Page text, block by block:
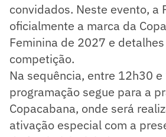
convidados. Neste evento, a
oficialmente a marca da
Feminina de 2027 e
competição.
Na sequência, entre 12h30
programação segue para a
Copacabana, onde será
ativação especial com a